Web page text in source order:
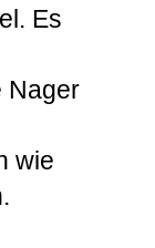
Es
Nager
wie